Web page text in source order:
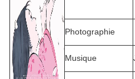
Photographie
Musique